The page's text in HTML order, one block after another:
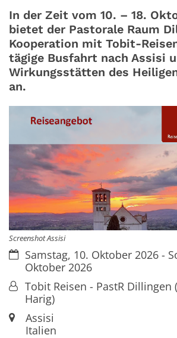
In der Zeit vom 10. – 18.
bietet der Pastorale Raum
Kooperation mit Tobit-
tägige Busfahrt nach Assisi
Wirkungsstätten des
an.
Screenshot Assisi
Datum:
Samstag, 10. Oktober 2026 -
Oktober 2026
Von:Tobit Reisen - PastR Dillingen
Harig)
Ort:Assisi
Italien